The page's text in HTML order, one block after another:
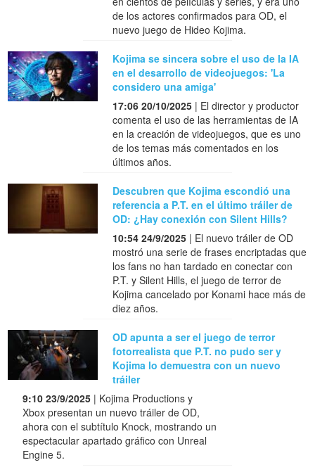
de los actores confirmados para OD, el
nuevo juego de Hideo Kojima.
Kojima se sincera sobre el uso de la IA
en el desarrollo de videojuegos: 'La
considero una amiga'
17:06 20/10/2025 | El director y productor
comenta el uso de las herramientas de IA
en la creación de videojuegos, que es uno
de los temas más comentados en los
últimos años.
Descubren que Kojima escondió una
referencia a P.T. en el último tráiler de
OD: ¿Hay conexión con Silent Hills?
10:54 24/9/2025 | El nuevo tráiler de OD
mostró una serie de frases encriptadas que
los fans no han tardado en conectar con
P.T. y Silent Hills, el juego de terror de
Kojima cancelado por Konami hace más de
diez años.
OD apunta a ser el juego de terror
fotorrealista que P.T. no pudo ser y
Kojima lo demuestra con un nuevo
tráiler
9:10 23/9/2025 | Kojima Productions y
Xbox presentan un nuevo tráiler de OD,
ahora con el subtítulo Knock, mostrando un
espectacular apartado gráfico con Unreal
Engine 5.